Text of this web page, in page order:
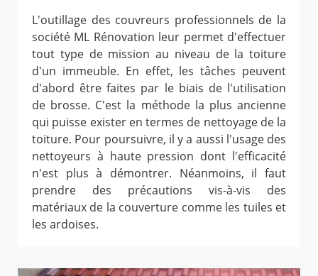
L'outillage des couvreurs professionnels de la
société ML Rénovation leur permet d'effectuer
tout type de mission au niveau de la toiture
d'un immeuble. En effet, les tâches peuvent
d'abord être faites par le biais de l'utilisation
de brosse. C'est la méthode la plus ancienne
qui puisse exister en termes de nettoyage de la
toiture. Pour poursuivre, il y a aussi l'usage des
nettoyeurs à haute pression dont l'efficacité
n'est plus à démontrer. Néanmoins, il faut
prendre des précautions vis-à-vis des
matériaux de la couverture comme les tuiles et
les ardoises.